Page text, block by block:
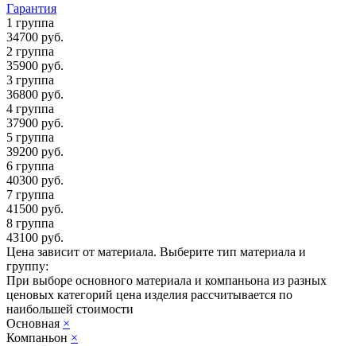
Гарантия
1 группа
34700 руб.
2 группа
35900 руб.
3 группа
36800 руб.
4 группа
37900 руб.
5 группа
39200 руб.
6 группа
40300 руб.
7 группа
41500 руб.
8 группа
43100 руб.
Цена зависит от материала. Выберите тип материала и
группу:
При выборе основного материала и компаньона из разных
ценовых категорий цена изделия рассчитывается по
наибольшей стоимости
Основная ×
Компаньон ×